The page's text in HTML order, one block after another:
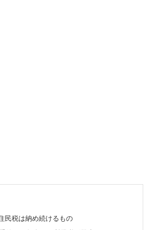
民税は納め続けるもの